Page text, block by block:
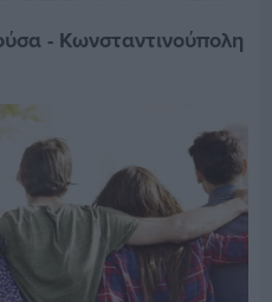
- Κωνσταντινούπολη